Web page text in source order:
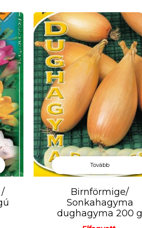
célszerű karóval
Tovább
Birnförmige/
Sonkahagyma
dughagyma 200 g